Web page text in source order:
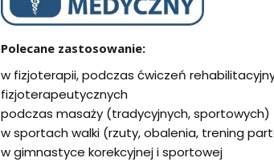
Polecane zastosowanie:
w fizjoterapii, podczas ćwiczeń
fizjoterapeutycznych
podczas masaży (tradycyjnych, sportowych)
w sportach walki (rzuty, obalenia, trening
w gimnastyce korekcyjnej i sportowej